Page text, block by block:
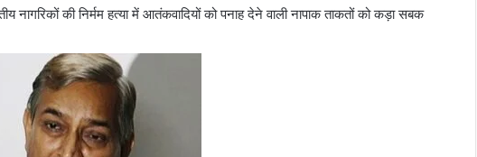
नागरिकों की निर्मम हत्या में आतंकवादियों को पनाह देने वाली नापाक ताकतों को कड़ा सबक